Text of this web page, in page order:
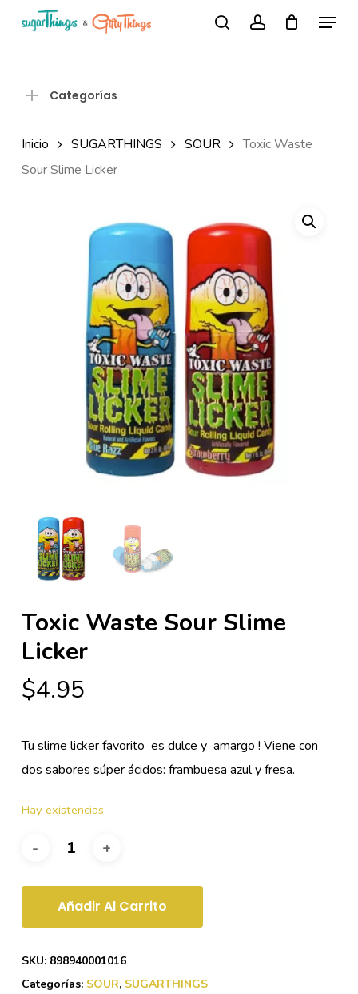
Búsqueda
Menu
Categorías
Inicio SUGARTHINGS SOUR
Toxic Waste
Sour Slime Licker
Toxic Waste Sour Slime
Licker
$4.95
Tu slime licker favorito es dulce y amargo ! Viene con
dos sabores súper ácidos: frambuesa azul y fresa.
Hay existencias
Añadir Al Carrito
SKU: 898940001016
Categorías: SOUR, SUGARTHINGS